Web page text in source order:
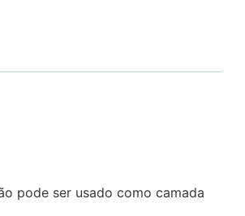
pode ser usado como camada